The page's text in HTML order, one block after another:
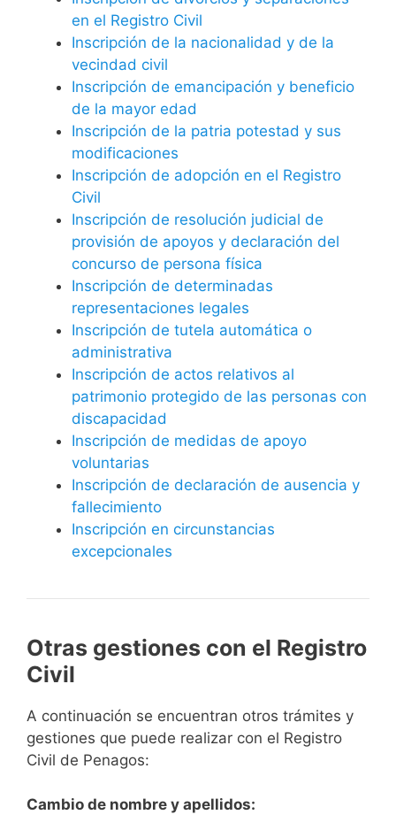
en el Registro Civil
Inscripción de la nacionalidad y de la
vecindad civil
Inscripción de emancipación y beneficio
de la mayor edad
Inscripción de la patria potestad y sus
modificaciones
Inscripción de adopción en el Registro
Civil
Inscripción de resolución judicial de
provisión de apoyos y declaración del
concurso de persona física
Inscripción de determinadas
representaciones legales
Inscripción de tutela automática o
administrativa
Inscripción de actos relativos al
patrimonio protegido de las personas con
discapacidad
Inscripción de medidas de apoyo
voluntarias
Inscripción de declaración de ausencia y
fallecimiento
Inscripción en circunstancias
excepcionales
Otras gestiones con el Registro
Civil
A continuación se encuentran otros trámites y
gestiones que puede realizar con el Registro
Civil de Penagos:
Cambio de nombre y apellidos: